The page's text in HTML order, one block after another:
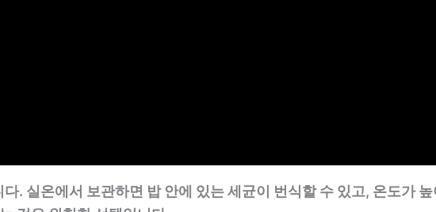
. 실온에서 보관하면 밥 안에 있는 세균이 번식할 수 있고, 온도가